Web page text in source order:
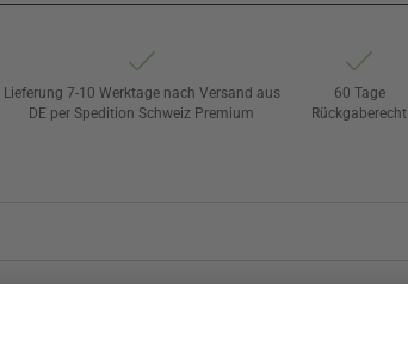
Lieferung 7-10 Werktage nach Versand aus
DE per Spedition Schweiz Premium
60 Tage
Rückgaberecht